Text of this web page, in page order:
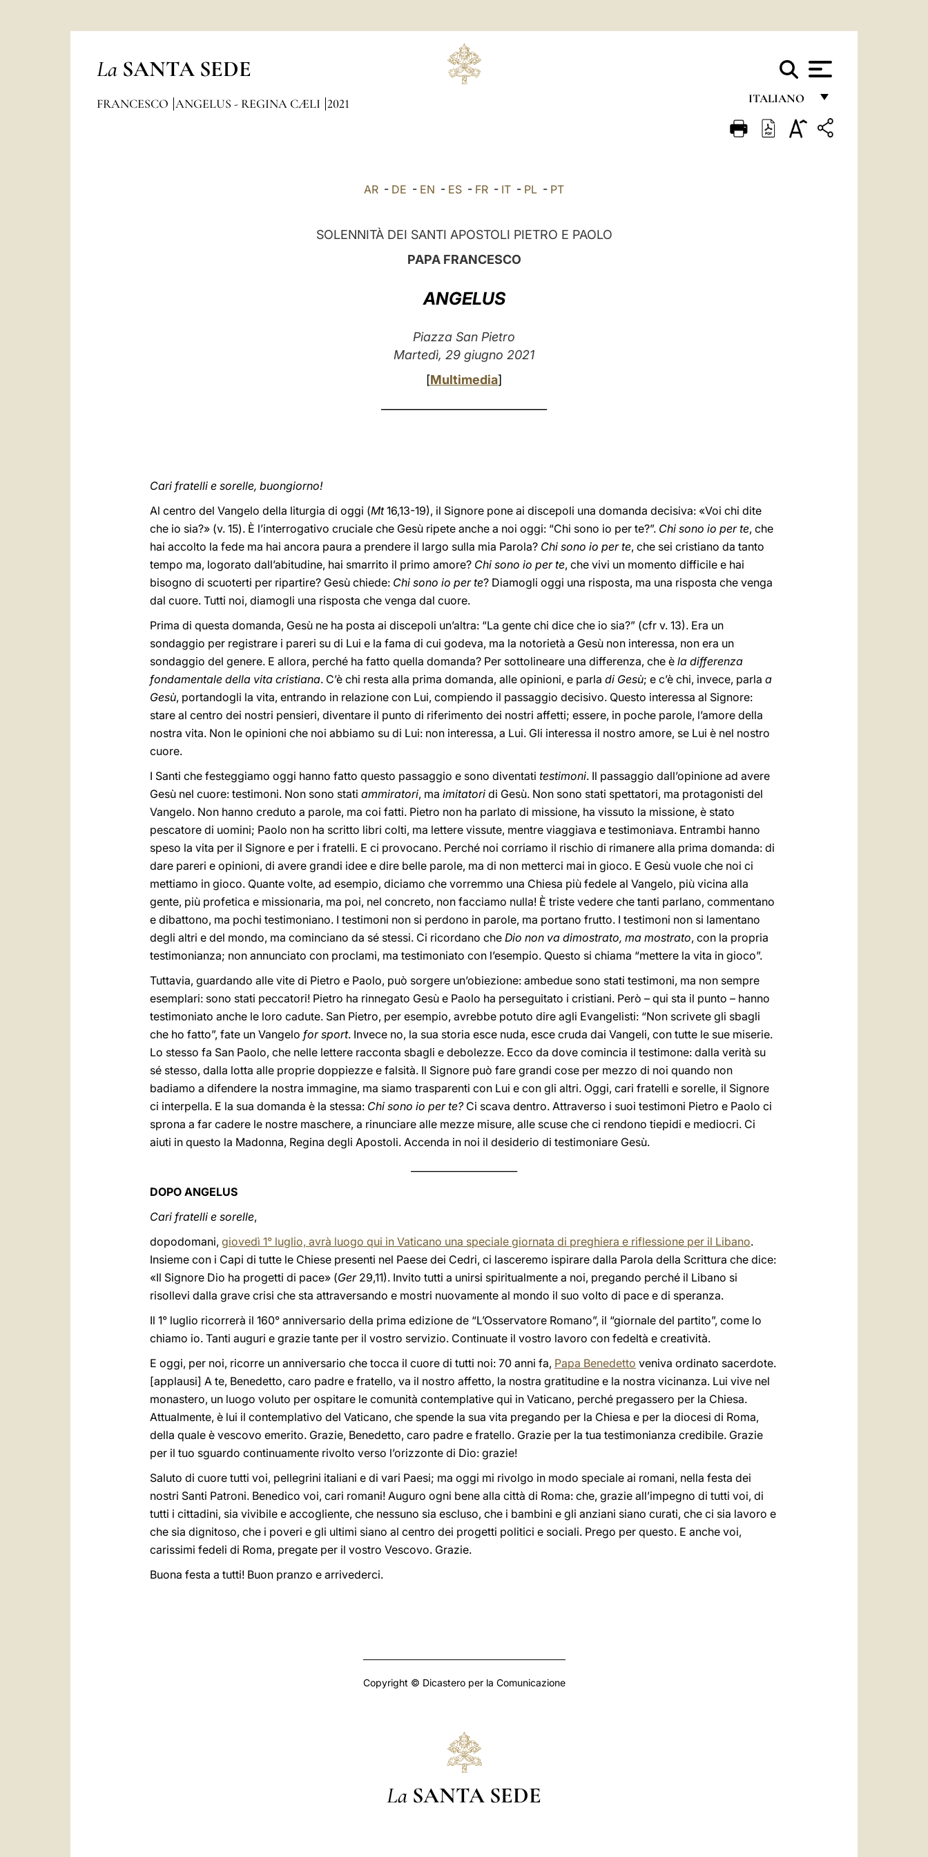
La SANTA SEDE
ITALIANO
FRANÇAIS
FRANCESCO ANGELUS - REGINA CÆLI 2021
AR - DE - EN - ES - FR - IT - PL - PT
SOLENNITÀ DEI SANTI APOSTOLI PIETRO E PAOLO
PAPA FRANCESCO
ANGELUS
Piazza San Pietro
Martedì, 29 giugno 2021
[Multimedia]
Cari fratelli e sorelle, buongiorno!
Al centro del Vangelo della liturgia di oggi (Mt16,13-19), il Signore pone ai discepoli una domanda decisiva: «Voi chi dite
che io sia?» (v. 15). È l’interrogativo cruciale che Gesù ripete anche a noi oggi: “Chi sono io per te?”. Chi sono io per te, che
hai accolto la fede ma hai ancora paura a prendere il largo sulla mia Parola? Chi sono io per te, che sei cristiano da tanto
tempo ma, logorato dall’abitudine, hai smarrito il primo amore? Chi sono io per te, che vivi un momento difficile e hai
bisogno di scuoterti per ripartire? Gesù chiede: Chi sono io per te? Diamogli oggi una risposta, ma una risposta che venga
dal cuore. Tutti noi, diamogli una risposta che venga dal cuore.
Prima di questa domanda, Gesù ne ha posta ai discepoli un’altra: “La gente chi dice che io sia?” (cfr v. 13). Era un
sondaggio per registrare i pareri su di Lui e la fama di cui godeva, ma la notorietà a Gesù non interessa, non era un
sondaggio del genere. E allora, perché ha fatto quella domanda? Per sottolineare una differenza, che è la differenza
fondamentale della vita cristiana. C’è chi resta alla prima domanda, alle opinioni, e parla di Gesù; e c’è chi, invece, parla a
Gesù, portandogli la vita, entrando in relazione con Lui, compiendo il passaggio decisivo. Questo interessa al Signore:
stare al centro dei nostri pensieri, diventare il punto di riferimento dei nostri affetti; essere, in poche parole, l’amore della
nostra vita. Non le opinioni che noi abbiamo su di Lui: non interessa, a Lui. Gli interessa il nostro amore, se Lui è nel nostro
cuore.
I Santi che festeggiamo oggi hanno fatto questo passaggio e sono diventati testimoni. Il passaggio dall’opinione ad avere
Gesù nel cuore: testimoni. Non sono stati ammiratori, ma imitatori di Gesù. Non sono stati spettatori, ma protagonisti del
Vangelo. Non hanno creduto a parole, ma coi fatti. Pietro non ha parlato di missione, ha vissuto la missione, è stato
pescatore di uomini; Paolo non ha scritto libri colti, ma lettere vissute, mentre viaggiava e testimoniava. Entrambi hanno
speso la vita per il Signore e per i fratelli. E ci provocano. Perché noi corriamo il rischio di rimanere alla prima domanda: di
dare pareri e opinioni, di avere grandi idee e dire belle parole, ma di non metterci mai in gioco. E Gesù vuole che noi ci
mettiamo in gioco. Quante volte, ad esempio, diciamo che vorremmo una Chiesa più fedele al Vangelo, più vicina alla
gente, più profetica e missionaria, ma poi, nel concreto, non facciamo nulla! È triste vedere che tanti parlano, commentano
e dibattono, ma pochi testimoniano. I testimoni non si perdono in parole, ma portano frutto. I testimoni non si lamentano
degli altri e del mondo, ma cominciano da sé stessi. Ci ricordano che Dio non va dimostrato, ma mostrato, con la propria
testimonianza; non annunciato con proclami, ma testimoniato con l’esempio. Questo si chiama “mettere la vita in gioco”.
Tuttavia, guardando alle vite di Pietro e Paolo, può sorgere un’obiezione: ambedue sono stati testimoni, ma non sempre
esemplari: sono stati peccatori! Pietro ha rinnegato Gesù e Paolo ha perseguitato i cristiani. Però – qui sta il punto – hanno
testimoniato anche le loro cadute. San Pietro, per esempio, avrebbe potuto dire agli Evangelisti: “Non scrivete gli sbagli
che ho fatto”, fate un Vangelo for sport. Invece no, la sua storia esce nuda, esce cruda dai Vangeli, con tutte le sue miserie.
Lo stesso fa San Paolo, che nelle lettere racconta sbagli e debolezze. Ecco da dove comincia il testimone: dalla verità su
sé stesso, dalla lotta alle proprie doppiezze e falsità. Il Signore può fare grandi cose per mezzo di noi quando non
badiamo a difendere la nostra immagine, ma siamo trasparenti con Lui e con gli altri. Oggi, cari fratelli e sorelle, il Signore
ci interpella. E la sua domanda è la stessa: Chi sono io per te?Ci scava dentro. Attraverso i suoi testimoni Pietro e Paolo ci
sprona a far cadere le nostre maschere, a rinunciare alle mezze misure, alle scuse che ci rendono tiepidi e mediocri. Ci
aiuti in questo la Madonna, Regina degli Apostoli. Accenda in noi il desiderio di testimoniare Gesù.
DOPO ANGELUS
Cari fratelli e sorelle,
dopodomani, giovedì 1° luglio, avrà luogo qui in Vaticano una speciale giornata di preghiera e riflessione per il Libano.
Insieme con i Capi di tutte le Chiese presenti nel Paese dei Cedri, ci lasceremo ispirare dalla Parola della Scrittura che dice:
«Il Signore Dio ha progetti di pace» (Ger29,11). Invito tutti a unirsi spiritualmente a noi, pregando perché il Libano si
risollevi dalla grave crisi che sta attraversando e mostri nuovamente al mondo il suo volto di pace e di speranza.
Il 1° luglio ricorrerà il 160° anniversario della prima edizione de “L’Osservatore Romano”, il “giornale del partito”, come lo
chiamo io. Tanti auguri e grazie tante per il vostro servizio. Continuate il vostro lavoro con fedeltà e creatività.
E oggi, per noi, ricorre un anniversario che tocca il cuore di tutti noi: 70 anni fa, Papa Benedetto veniva ordinato sacerdote.
[applausi] A te, Benedetto, caro padre e fratello, va il nostro affetto, la nostra gratitudine e la nostra vicinanza. Lui vive nel
monastero, un luogo voluto per ospitare le comunità contemplative qui in Vaticano, perché pregassero per la Chiesa.
Attualmente, è lui il contemplativo del Vaticano, che spende la sua vita pregando per la Chiesa e per la diocesi di Roma,
della quale è vescovo emerito. Grazie, Benedetto, caro padre e fratello. Grazie per la tua testimonianza credibile. Grazie
per il tuo sguardo continuamente rivolto verso l’orizzonte di Dio: grazie!
Saluto di cuore tutti voi, pellegrini italiani e di vari Paesi; ma oggi mi rivolgo in modo speciale ai romani, nella festa dei
nostri Santi Patroni. Benedico voi, cari romani! Auguro ogni bene alla città di Roma: che, grazie all’impegno di tutti voi, di
tutti i cittadini, sia vivibile e accogliente, che nessuno sia escluso, che i bambini e gli anziani siano curati, che ci sia lavoro e
che sia dignitoso, che i poveri e gli ultimi siano al centro dei progetti politici e sociali. Prego per questo. E anche voi,
carissimi fedeli di Roma, pregate per il vostro Vescovo. Grazie.
Buona festa a tutti! Buon pranzo e arrivederci.
Copyright © Dicastero per la Comunicazione
La SANTA SEDE